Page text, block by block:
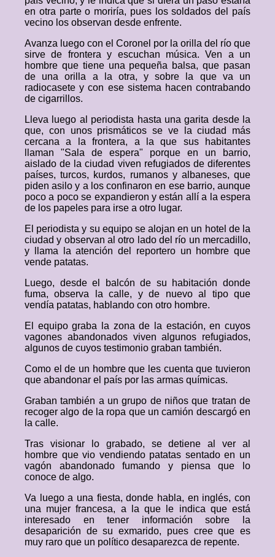
en otra parte o moriría, pues los soldados del país
vecino los observan desde enfrente.
Avanza luego con el Coronel por la orilla del río que
sirve de frontera y escuchan música. Ven a un
hombre que tiene una pequeña balsa, que pasan
de una orilla a la otra, y sobre la que va un
radiocasete y con ese sistema hacen contrabando
de cigarrillos.
Lleva luego al periodista hasta una garita desde la
que, con unos prismáticos se ve la ciudad más
cercana a la frontera, a la que sus habitantes
llaman "Sala de espera" porque en un barrio,
aislado de la ciudad viven refugiados de diferentes
países, turcos, kurdos, rumanos y albaneses, que
piden asilo y a los confinaron en ese barrio, aunque
poco a poco se expandieron y están allí a la espera
de los papeles para irse a otro lugar.
El periodista y su equipo se alojan en un hotel de la
ciudad y observan al otro lado del río un mercadillo,
y llama la atención del reportero un hombre que
vende patatas.
Luego, desde el balcón de su habitación donde
fuma, observa la calle, y de nuevo al tipo que
vendía patatas, hablando con otro hombre.
El equipo graba la zona de la estación, en cuyos
vagones abandonados viven algunos refugiados,
algunos de cuyos testimonio graban también.
Como el de un hombre que les cuenta que tuvieron
que abandonar el país por las armas químicas.
Graban también a un grupo de niños que tratan de
recoger algo de la ropa que un camión descargó en
la calle.
Tras visionar lo grabado, se detiene al ver al
hombre que vio vendiendo patatas sentado en un
vagón abandonado fumando y piensa que lo
conoce de algo.
Va luego a una fiesta, donde habla, en inglés, con
una mujer francesa, a la que le indica que está
interesado en tener información sobre la
desaparición de su exmarido, pues cree que es
muy raro que un político desaparezca de repente.